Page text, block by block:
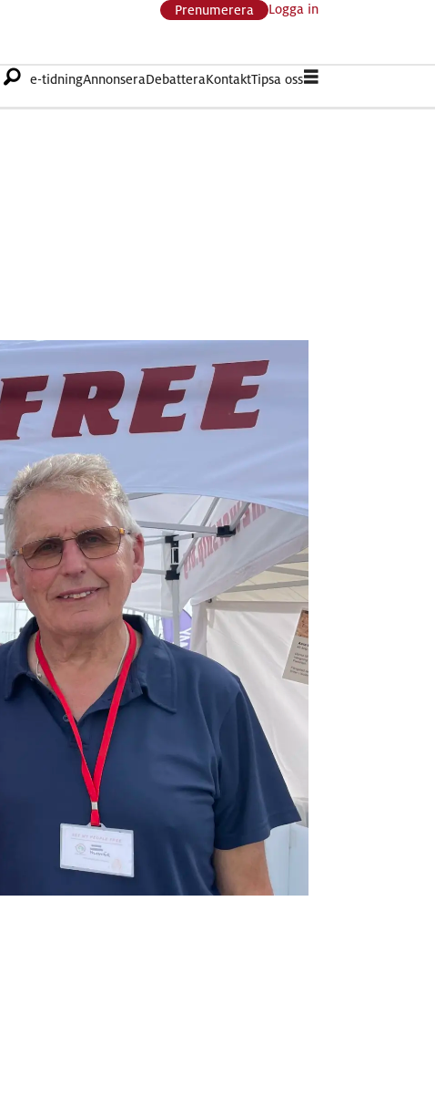
Prenumerera Logga in
e-tidningAnnonseraDebatteraKontaktTipsa oss